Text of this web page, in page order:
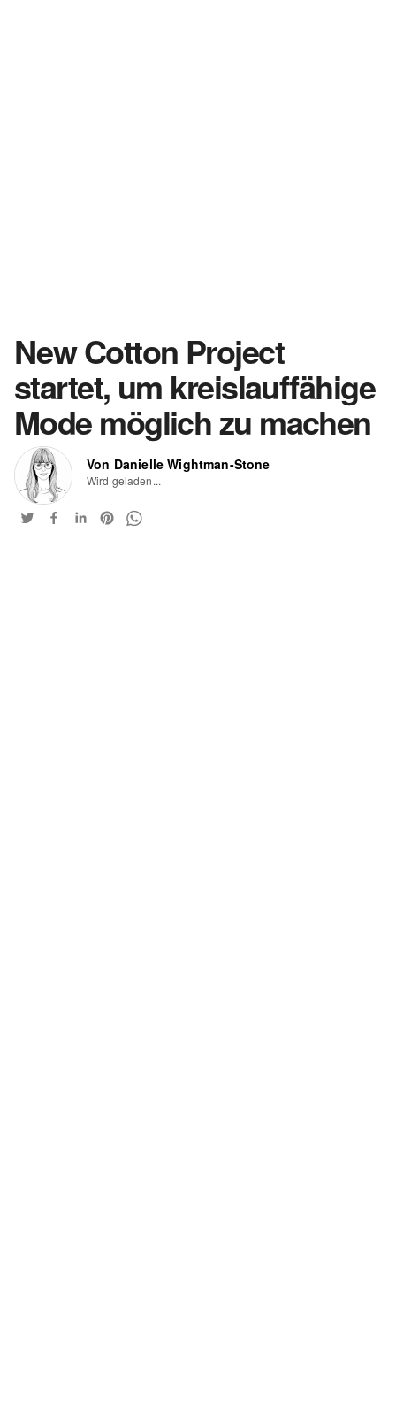
New Cotton Project
startet, um kreislauffähige
Mode möglich zu machen
Von Danielle Wightman-Stone
Wird geladen...